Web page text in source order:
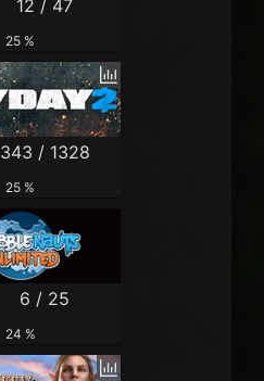
12 / 47
25 %
343 / 1328
25 %
6 / 25
24 %